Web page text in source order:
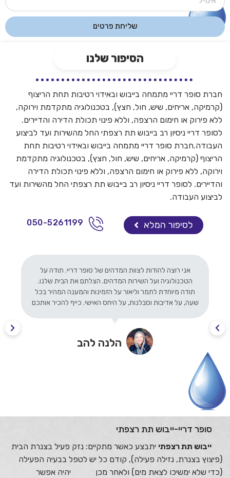
שליחת פרטים
הסיפור שלנו
חברת סופר דריי מתמחה בייבוש ובאידוי רטיבות תחת הריצוף
(קרמיקה, אריחים, שיש, חול, חצץ), בטכנולוגיה מתקדמת וירוקה,
ללא פירוק או חימום הרצפה, וללא פינוי תכולת הדירה והדיירים.
לסופר דריי ניסיון רב בייבוש תת רצפתי החל מהשירות ועד לביצוע
העבודה.חברת סופר דריי מתמחה בייבוש ובאידוי רטיבות תחת
הריצוף (קרמיקה, אריחים, שיש, חול, חצץ), בטכנולוגיה מתקדמת
וירוקה, ללא פירוק או חימום הרצפה, וללא פינוי תכולת הדירה
והדיירים. לסופר דריי ניסיון רב בייבוש תת רצפתי החל מהשירות ועד
לביצוע העבודה.
לסיפור המלא 050-5261199
אני רוצה להודות לצוות המדהים של סופר דריי. תודה על
הטכנולוגיה ועל השירות המדהים. הצלתם את הבית שלנו.
תודה מיוחדת לתמר וליאור על הזמינות והמענה המהיר בכל
שעה, על אדיבות וסבלנות, על היחס האישי. כייף להכיר אותכם
הלנה להב
סופר דריי-ייבוש תת רצפתי
ייבוש תת רצפתי יתבצע כאשר מתקיים: נזק פעיל בצנרת הבית
(פיצוץ בצנרת, נזילה פעילה), קודם כל יש לטפל בבעיה הפעילה
(כדי שלא ימשיכו לצאת מים) ולאחר מכן יהיה אפשר